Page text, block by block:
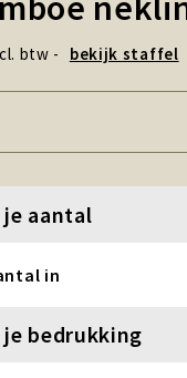
Caps
btw - bekijk staffel
je aantal
in
je bedrukking